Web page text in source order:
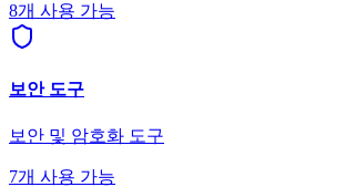
8개 사용 가능
보안 도구
보안 및 암호화 도구
7개 사용 가능